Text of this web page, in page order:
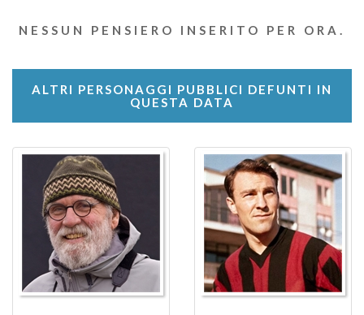
NESSUN PENSIERO INSERITO PER ORA.
ALTRI PERSONAGGI PUBBLICI DEFUNTI IN
QUESTA DATA